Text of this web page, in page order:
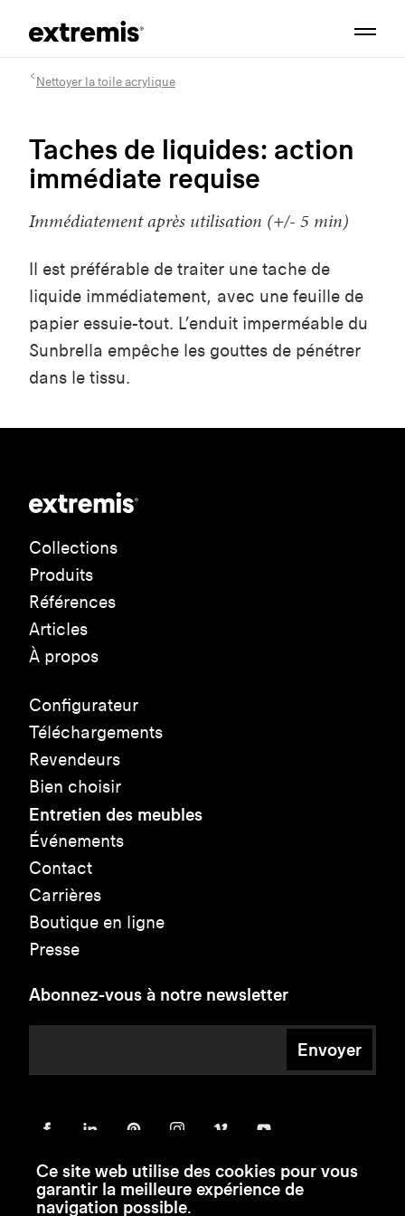
Nettoyer la toile acrylique
Taches de liquides: action
immédiate requise
Immédiatement après utilisation (+/- 5 min)
Il est préférable de traiter une tache de
liquide immédiatement, avec une feuille de
papier essuie-tout. L’enduit imperméable du
Sunbrella empêche les gouttes de pénétrer
dans le tissu.
Collections
Produits
Références
Articles
À propos
Configurateur
Téléchargements
Revendeurs
Bien choisir
Entretien des meubles
Événements
Contact
Carrières
Boutique en ligne
Presse
Abonnez-vous à notre newsletter
Envoyer
Ce site web utilise des cookies pour vous
garantir la meilleure expérience de
navigation possible.